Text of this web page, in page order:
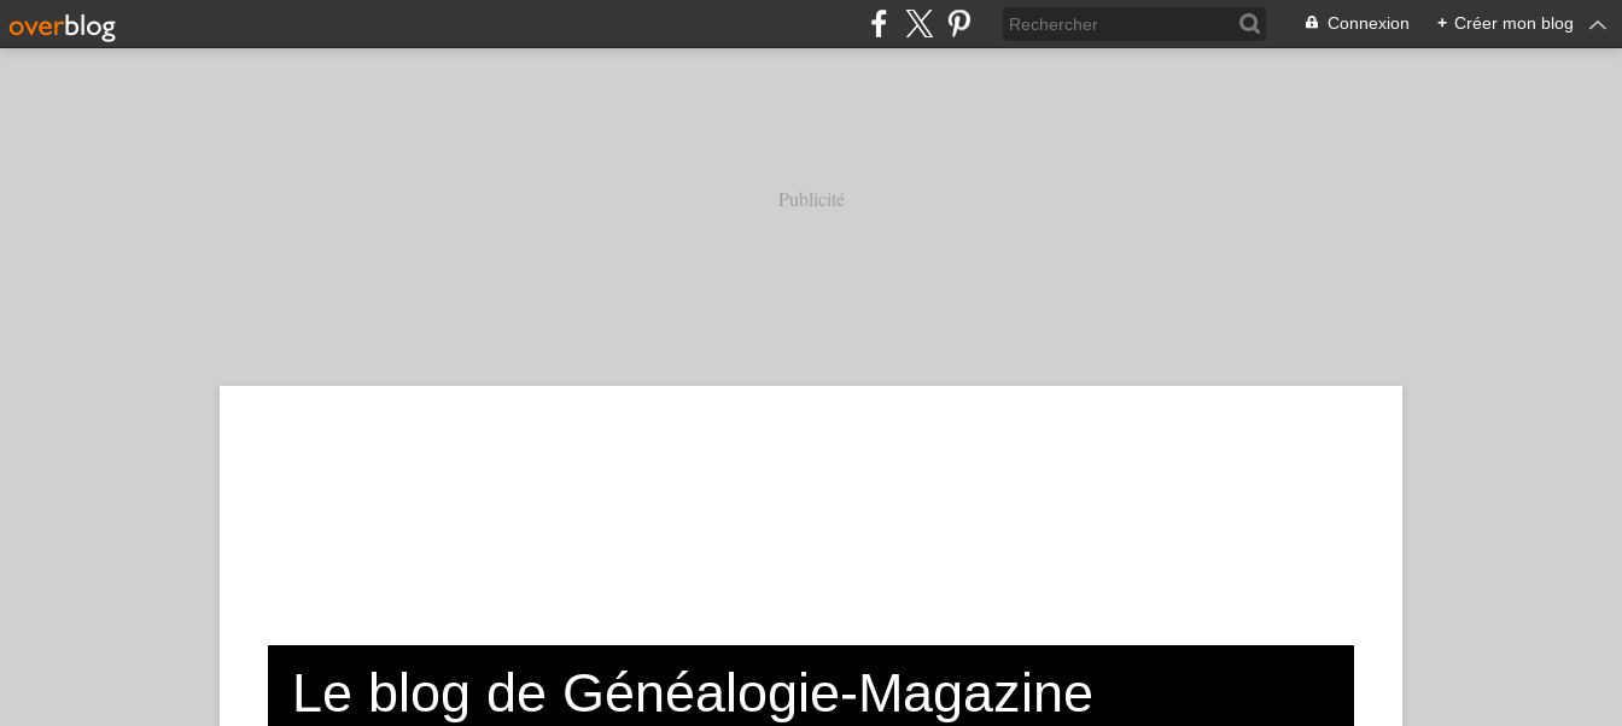
Connexion + Créer mon blog
Publicité
Le blog de Généalogie-Magazine